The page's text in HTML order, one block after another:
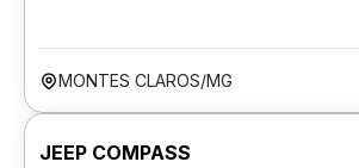
MONTES CLAROS/MG
JEEP COMPASS